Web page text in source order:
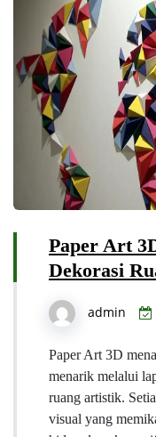
Paper Art
Dekorasi
admin
Paper Art 3D
menarik melalui
ruang artistik.
visual yang